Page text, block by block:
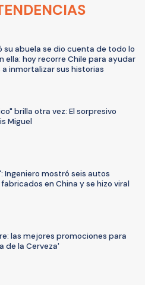
su abuela se dio cuenta de todo lo
ella: hoy recorre Chile para ayudar
inmortalizar sus historias
brilla otra vez: El sorpresivo
Miguel
Ingeniero mostró seis autos
en China y se hizo viral
las mejores promociones para
de la Cerveza'